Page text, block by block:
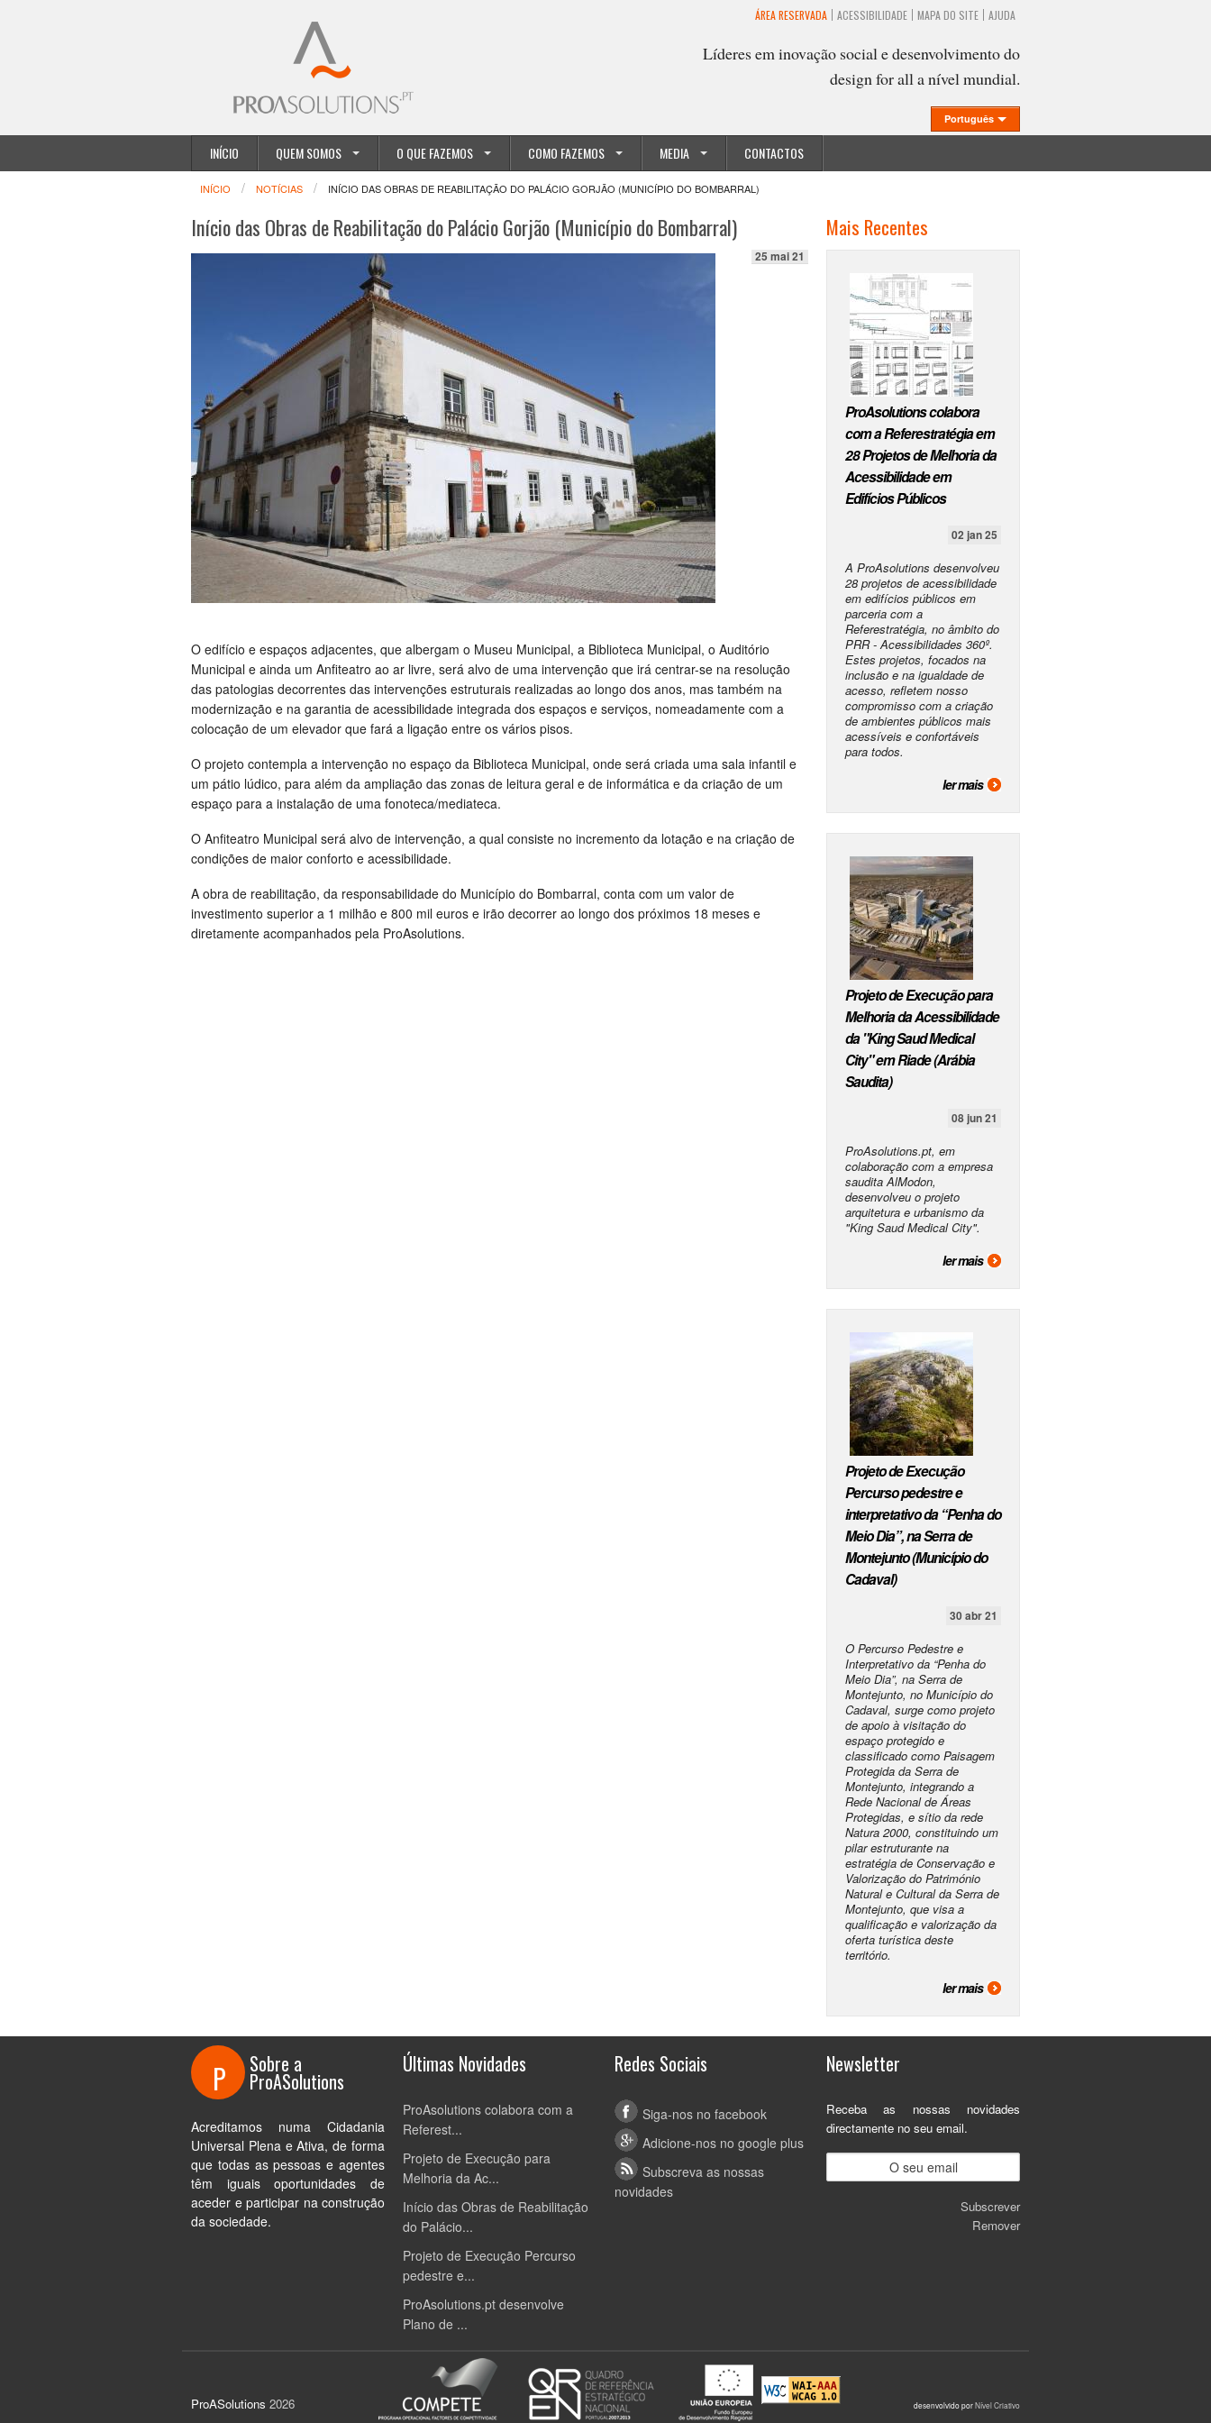
ÁREA RESERVADA ACESSIBILIDADE MAPA DO SITE AJUDA
Líderes em inovação social e desenvolvimento do
design for all a nível mundial.
Português
INÍCIO QUEM SOMOS O QUE FAZEMOS COMO FAZEMOS MEDIA CONTACTOS
INÍCIO NOTÍCIAS INÍCIO DAS OBRAS DE REABILITAÇÃO DO PALÁCIO GORJÃO (MUNICÍPIO DO BOMBARRAL)
Início das Obras de Reabilitação do Palácio Gorjão (Município do Bombarral)
25 mai 21
O edifício e espaços adjacentes, que albergam o Museu Municipal, a Biblioteca Municipal, o Auditório
Municipal e ainda um Anfiteatro ao ar livre, será alvo de uma intervenção que irá centrar-se na resolução
das patologias decorrentes das intervenções estruturais realizadas ao longo dos anos, mas também na
modernização e na garantia de acessibilidade integrada dos espaços e serviços, nomeadamente com a
colocação de um elevador que fará a ligação entre os vários pisos.
O projeto contempla a intervenção no espaço da Biblioteca Municipal, onde será criada uma sala infantil e
um pátio lúdico, para além da ampliação das zonas de leitura geral e de informática e da criação de um
espaço para a instalação de uma fonoteca/mediateca.
O Anfiteatro Municipal será alvo de intervenção, a qual consiste no incremento da lotação e na criação de
condições de maior conforto e acessibilidade.
A obra de reabilitação, da responsabilidade do Município do Bombarral, conta com um valor de
investimento superior a 1 milhão e 800 mil euros e irão decorrer ao longo dos próximos 18 meses e
diretamente acompanhados pela ProAsolutions.
Mais Recentes
ProAsolutions colabora
com a Referestratégia em
28 Projetos de Melhoria da
Acessibilidade em
Edifícios Públicos
02 jan 25
A ProAsolutions desenvolveu
28 projetos de acessibilidade
em edifícios públicos em
parceria com a
Referestratégia, no âmbito do
PRR - Acessibilidades 360º.
Estes projetos, focados na
inclusão e na igualdade de
acesso, refletem nosso
compromisso com a criação
de ambientes públicos mais
acessíveis e confortáveis
para todos.
ler mais
Projeto de Execução para
Melhoria da Acessibilidade
da "King Saud Medical
City" em Riade (Arábia
Saudita)
08 jun 21
ProAsolutions.pt, em
colaboração com a empresa
saudita AlModon,
desenvolveu o projeto
arquitetura e urbanismo da
"King Saud Medical City".
ler mais
Projeto de Execução
Percurso pedestre e
interpretativo da “Penha do
Meio Dia”, na Serra de
Montejunto (Município do
Cadaval)
30 abr 21
O Percurso Pedestre e
Interpretativo da “Penha do
Meio Dia”, na Serra de
Montejunto, no Município do
Cadaval, surge como projeto
de apoio à visitação do
espaço protegido e
classificado como Paisagem
Protegida da Serra de
Montejunto, integrando a
Rede Nacional de Áreas
Protegidas, e sítio da rede
Natura 2000, constituindo um
pilar estruturante na
estratégia de Conservação e
Valorização do Património
Natural e Cultural da Serra de
Montejunto, que visa a
qualificação e valorização da
oferta turística deste
território.
ler mais
P Sobre a
ProASolutions
Acreditamos numa Cidadania
Universal Plena e Ativa, de forma
que todas as pessoas e agentes
têm iguais oportunidades de
aceder e participar na construção
da sociedade.
Últimas Novidades
ProAsolutions colabora com a
Referest...
Projeto de Execução para
Melhoria da Ac...
Início das Obras de Reabilitação
do Palácio...
Projeto de Execução Percurso
pedestre e...
ProAsolutions.pt desenvolve
Plano de ...
Redes Sociais
Siga-nos no facebook
Adicione-nos no google plus
Subscreva as nossas
novidades
Newsletter
Receba as nossas novidades
directamente no seu email.
Subscrever
Remover
ProASolutions 2026 desenvolvido porNível Criativo